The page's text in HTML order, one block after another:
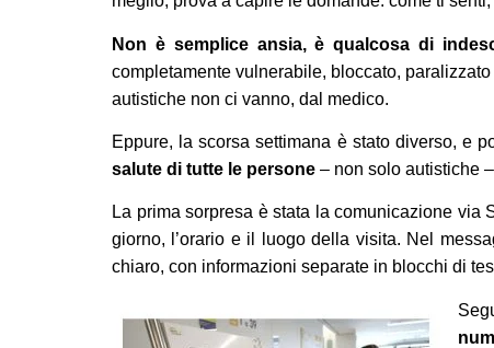
Non è semplice ansia, è qualcosa di
completamente vulnerabile, bloccato,
autistiche non ci vanno, dal medico.
Eppure, la scorsa settimana è stato diverso, e
salute di tutte le persone – non solo autistiche
La prima sorpresa è stata la comunicazione via
giorno, l’orario e il luogo della visita. Nel
chiaro, con informazioni separate in blocchi di